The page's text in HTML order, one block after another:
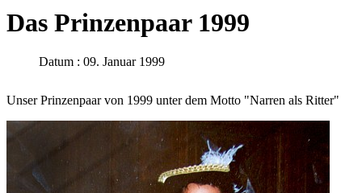
Das Prinzenpaar 1999
Datum : 09. Januar 1999
Unser Prinzenpaar von 1999 unter dem Motto "Narren als Ritter"